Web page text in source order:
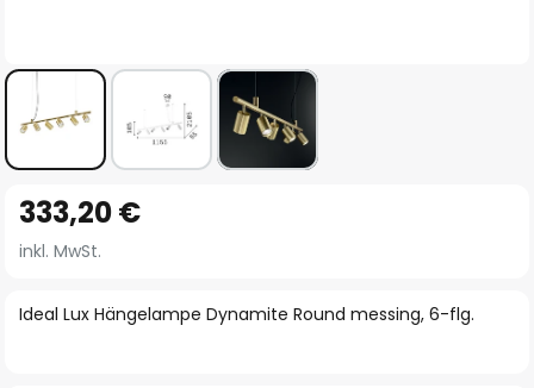
Anfang
der
springen
Ideal Lux Hängelampe Dynamite Round messing, 6-flg.
333,20 €
inkl. MwSt.